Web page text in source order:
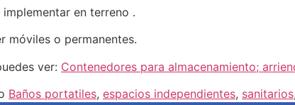
implementar en terreno .
móviles o permanentes.
ver: Contenedores para almacenamiento;
Baños portatiles, espacios independientes, sanitarios,